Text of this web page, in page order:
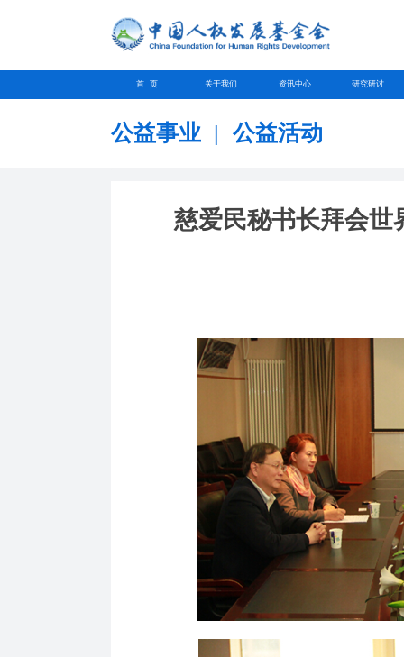
首 页 关于我们 资讯中心 研究研讨
公益事业 | 公益活动
慈爱民秘书长拜会世